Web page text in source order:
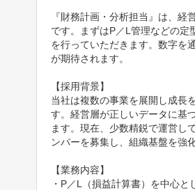
『財務計画・分析担当』は、
です。まずはP／L管理などの定
を行っていただきます。数字を
が期待されます。
【採用背景】
当社は複数の事業を展開し成長
す。経営層が正しいデータに基
ます。現在、少数精鋭で運営し
ンバーを募集し、組織基盤を強
【業務内容】
・P／L（損益計算書）を中心